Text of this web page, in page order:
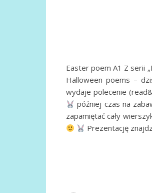
Easter poem A1 Z serii
Halloween poems –
wydaje polecenie
później czas na
zapamiętać cały
Prezentację